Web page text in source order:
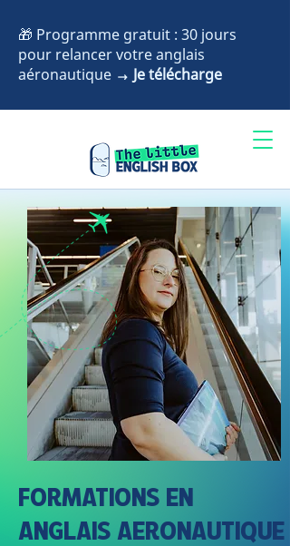
Accès formation Réserver
🎁 Programme gratuit : 30 jours
pour relancer votre anglais
aéronautique → Je télécharge
FORMATIONS EN
ANGLAIS AERONAUTIQUE